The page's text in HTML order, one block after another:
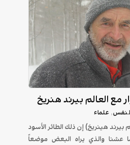
مع العالم بيرند هنريخ
, علماء
بيرند هينريخ) إن ذلك الطائر الأسود
عشنا والذي يراه البعض موضعاً